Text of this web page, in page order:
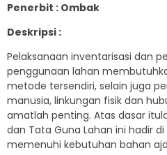
Penerbit : Ombak
Deskripsi :
Pelaksanaan inventarisasi dan
penggunaan lahan
metode tersendiri, selain juga
manusia, linkungan fisik dan
amatlah penting. Atas dasar
dan Tata Guna Lahan ini hadir
memenuhi kebutuhan bahan